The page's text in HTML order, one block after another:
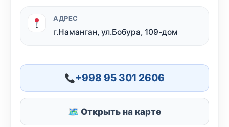
АДРЕС
г.Наманган, ул.Бобура, 109-дом
+998 95 301 2606
🗺 Открыть на карте